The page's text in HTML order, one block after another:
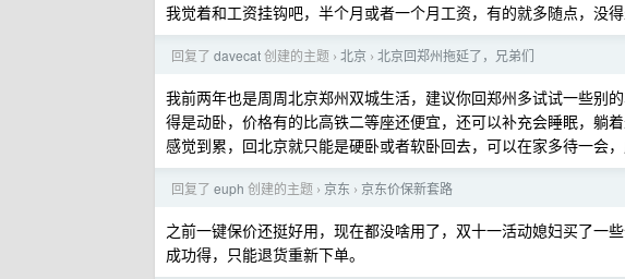
我觉着和工资挂钩吧，半个月或者一个月工资，有的就多随点，没
回复了 davecat创建的主题 › 北京 › 北京回郑州拖延了，兄弟们
我前两年也是周周北京郑州双城生活，建议你回郑州多试试一些别
得是动卧，价格有的比高铁二等座还便宜，还可以补充会睡眠，躺
感觉到累，回北京就只能是硬卧或者软卧回去，可以在家多待一会，
回复了 euph 创建的主题 › 京东 › 京东价保新套路
之前一键保价还挺好用，现在都没啥用了，双十一活动媳妇买了一
成功得，只能退货重新下单。